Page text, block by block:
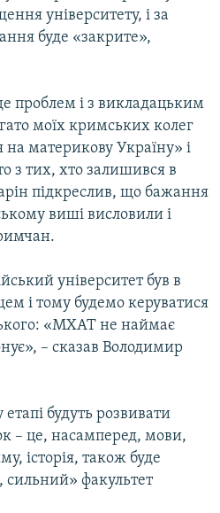
університету, і за
буде «закрите»,
проблем і з викладацьким
моїх кримських колег
материкову Україну» і
з тих, хто залишився в
підкреслив, що бажання
виші висловили і
університет був в
і тому будемо керуватися
«МХАТ не наймає
– сказав Володимир
будуть розвивати
– це, насамперед, мови,
історія, також буде
сильний» факультет